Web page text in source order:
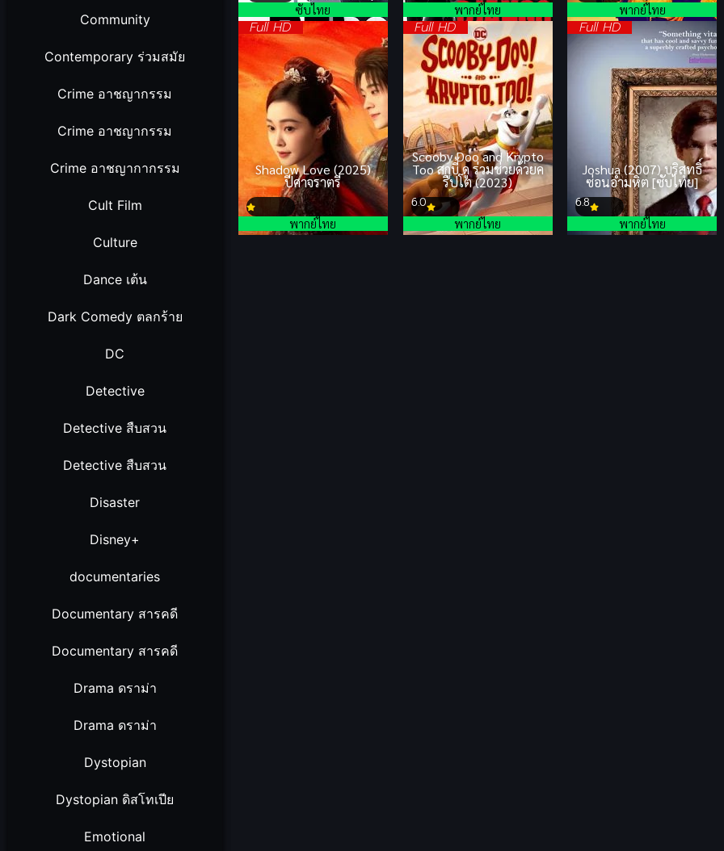
Community
Contemporary ร่วมสมัย
Crime อาชญากรรม
Crime อาชญากรรม
Crime อาชญากากรรม
Cult Film
Culture
Dance เต้น
Dark Comedy ตลกร้าย
DC
Detective
Detective สืบสวน
Detective สืบสวน
Disaster
Disney+
documentaries
Documentary สารคดี
Documentary สารคดี
Drama ดราม่า
Drama ดราม่า
Dystopian
Dystopian ดิสโทเปีย
Emotional
ซับไทย
พากย์ไทย
พากย์ไทย
Full HD
Shadow Love (2025)
ปีศาจราตรี
พากย์ไทย
Full HD
Scooby Doo and Krypto
Too สกูบี้ ดู ร่วมช่วยด้วยค
ริปโต (2023)
6.0
พากย์ไทย
Full HD
Joshua (2007) บริสุทธิ์
ซ่อนอำมหิต [ซับไทย]
6.8
พากย์ไทย